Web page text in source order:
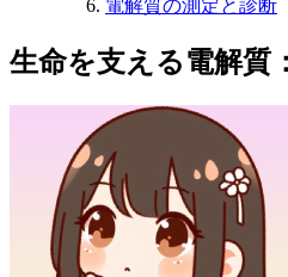
電解質の測定と診断
生命を支える電解質